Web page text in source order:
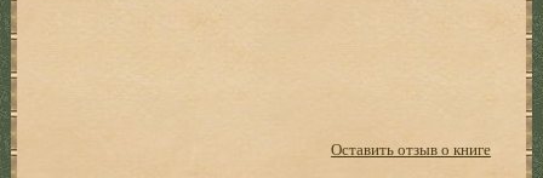
Оставить отзыв о книге